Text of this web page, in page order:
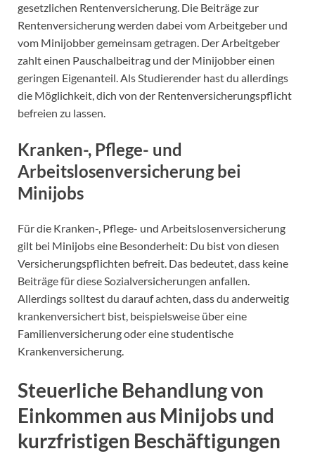
gesetzlichen Rentenversicherung. Die Beiträge zur
Rentenversicherung werden dabei vom Arbeitgeber und
vom Minijobber gemeinsam getragen. Der Arbeitgeber
zahlt einen Pauschalbeitrag und der Minijobber einen
geringen Eigenanteil. Als Studierender hast du allerdings
die Möglichkeit, dich von der Rentenversicherungspflicht
befreien zu lassen.
Kranken-, Pflege- und
Arbeitslosenversicherung bei
Minijobs
Für die Kranken-, Pflege- und Arbeitslosenversicherung
gilt bei Minijobs eine Besonderheit: Du bist von diesen
Versicherungspflichten befreit. Das bedeutet, dass keine
Beiträge für diese Sozialversicherungen anfallen.
Allerdings solltest du darauf achten, dass du anderweitig
krankenversichert bist, beispielsweise über eine
Familienversicherung oder eine studentische
Krankenversicherung.
Steuerliche Behandlung von
Einkommen aus Minijobs und
kurzfristigen Beschäftigungen